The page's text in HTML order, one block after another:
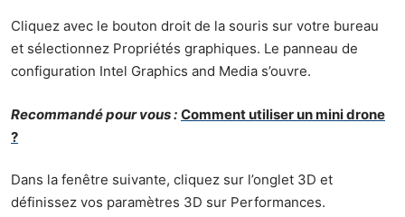
Cliquez avec le bouton droit de la souris sur votre bureau
et sélectionnez Propriétés graphiques. Le panneau de
configuration Intel Graphics and Media s’ouvre.
Recommandé pour vous : Comment utiliser un mini drone
?
Dans la fenêtre suivante, cliquez sur l’onglet 3D et
définissez vos paramètres 3D sur Performances.